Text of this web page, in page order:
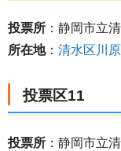
投票所 ：静岡市立
所在地： 清水区川
投票区11
投票所 ：静岡市立